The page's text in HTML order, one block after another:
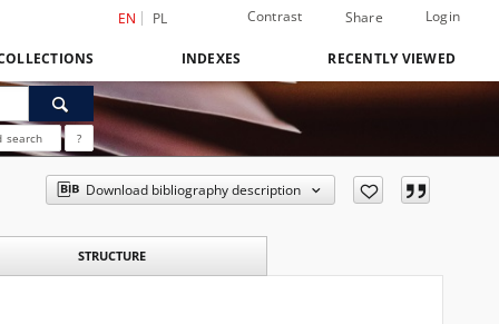
EN PL Contrast Share Login
INDEXES RECENTLY VIEWED
search ?
Download bibliography description
STRUCTURE